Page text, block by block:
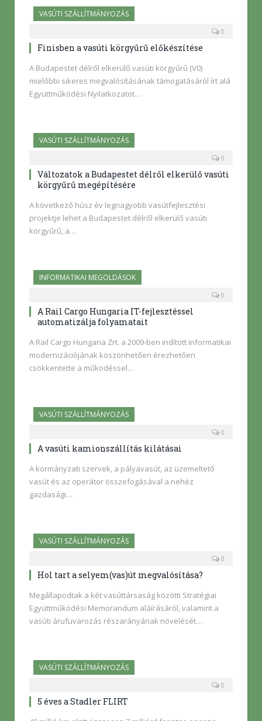
VASÚTI SZÁLLÍTMÁNYOZÁS
0
Finisben a vasúti körgyűrű előkészítése
A Budapestet délről elkerülő vasúti körgyűrű (V0)
mielőbbi sikeres megvalósításának támogatásáról írt alá
Együttműködési Nyilatkozatot…
VASÚTI SZÁLLÍTMÁNYOZÁS
0
Változatok a Budapestet délről elkerülő vasúti
körgyűrű megépítésére
A következő húsz év legnagyobb vasútfejlesztési
projektje lehet a Budapestet délről elkerülő vasúti
körgyűrű, a…
INFORMATIKAI MEGOLDÁSOK
0
A Rail Cargo Hungaria IT-fejlesztéssel
automatizálja folyamatait
A Rail Cargo Hungaria Zrt. a 2009-ben indított informatikai
modernizációjának köszönhetően érezhetően
csökkentette a működéssel…
VASÚTI SZÁLLÍTMÁNYOZÁS
0
A vasúti kamionszállítás kilátásai
A kormányzati szervek, a pályavasút, az üzemeltető
vasút és az operátor összefogásával a nehéz
gazdasági…
VASÚTI SZÁLLÍTMÁNYOZÁS
0
Hol tart a selyem(vas)út megvalósítása?
Megállapodtak a két vasúttársaság közötti Stratégiai
Együttműködési Memorandum aláírásáról, valamint a
vasúti árufuvarozás részarányának növelését…
VASÚTI SZÁLLÍTMÁNYOZÁS
0
5 éves a Stadler FLIRT